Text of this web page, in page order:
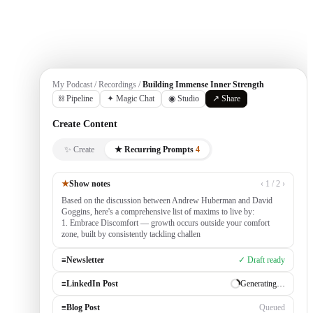
My Podcast / Recordings /Building Immense Inner Strength
⛓ Pipeline
✦ Magic Chat ◉ Studio ↗ Share
Create Content
✨ Create ★ Recurring Prompts 4
★Show notes
‹ 1 / 2 ›
Based on the discussion between Andrew Huberman and David
Goggins, here's a comprehensive list of maxims to live by:
1. Embrace Discomfort — growth occurs outside your comfort
zone, built by consistently tackling challenging tasks
≡Newsletter ✓ Draft ready
≡LinkedIn Post Generating…
≡Blog Post Queued